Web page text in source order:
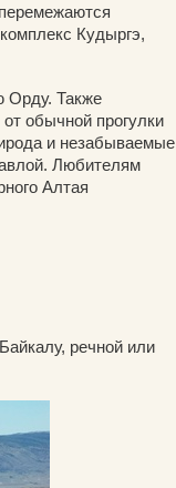
Кудыргэ,
Орду. Также
обычной прогулки
и незабываемые
Любителям
Алтая
речной или